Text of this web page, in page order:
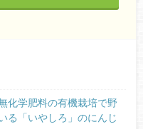
化学肥料の有機栽培で野
る「いやしろ」のにんじ